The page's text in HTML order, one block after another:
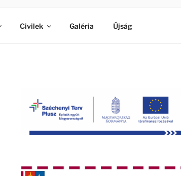
Civilek Galéria Újság